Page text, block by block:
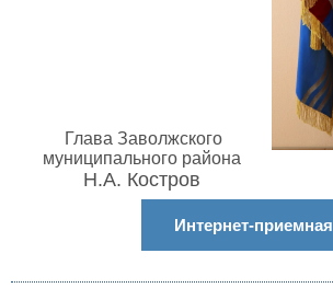
Глава Заволжского
муниципального района
Н.А. Костров
Интернет-приемная